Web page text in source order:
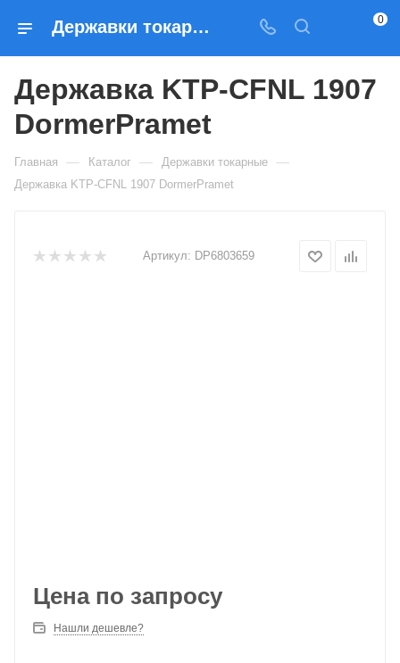
Державки токарные Державка KTP-CFNL 1907 DormerPramet — купить по выгодным ценам в Москве 0
Державка KTP-CFNL 1907
DormerPramet
Главная — Каталог — Державки токарные —
Державка KTP-CFNL 1907 DormerPramet
Артикул: DP6803659
Цена по запросу
Нашли дешевле?